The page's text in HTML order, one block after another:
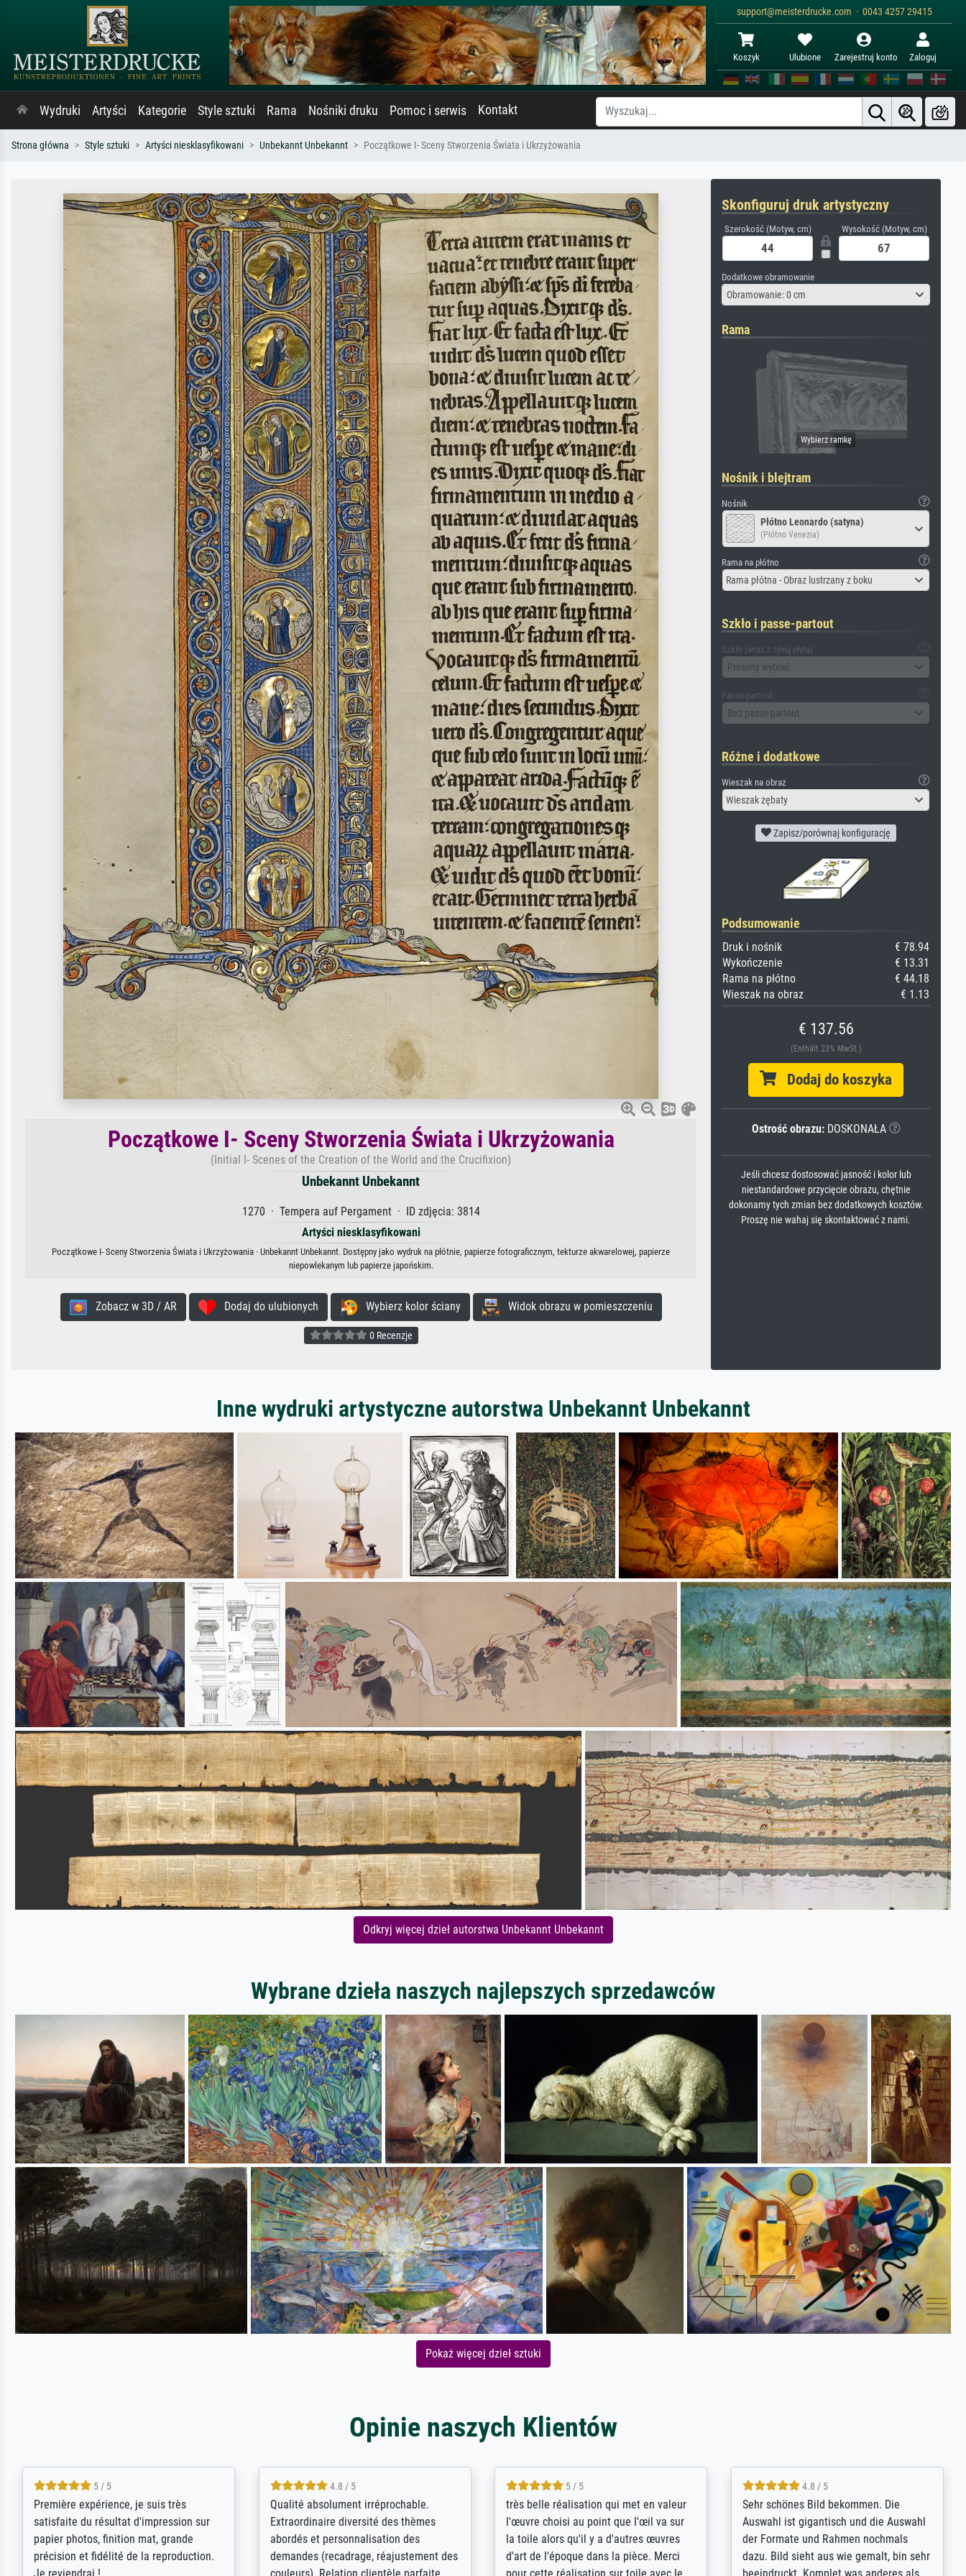
support@meisterdrucke.com · 0043 4257 29415
Koszyk Ulubione Zarejestruj konto Zaloguj
Wydruki Artyści Kategorie Style sztuki Rama Nośniki druku Pomoc i serwis Kontakt
Strona główna Style sztuki Artyści niesklasyfikowani Unbekannt Unbekannt Początkowe I- Sceny Stworzenia Świata i Ukrzyżowania
Początkowe I- Sceny Stworzenia Świata i Ukrzyżowania
(Initial I- Scenes of the Creation of the World and the Crucifixion)
Unbekannt Unbekannt
1270 · Tempera auf Pergament · ID zdjęcia: 3814
Artyści niesklasyfikowani
Początkowe I- Sceny Stworzenia Świata i Ukrzyżowania · Unbekannt Unbekannt. Dostępny jako wydruk na płótnie, papierze fotograficznym, tekturze akwarelowej, papierze
niepowlekanym lub papierze japońskim.
Zobacz w 3D / AR Dodaj do ulubionych Wybierz kolor ściany Widok obrazu w pomieszczeniu
0 Recenzje
Skonfiguruj druk artystyczny
Szerokość (Motyw, cm) Wysokość (Motyw, cm)
Dodatkowe obramowanie
Obramowanie: 0 cm
Rama
Nośnik i blejtram
Nośnik
Płótno Leonardo (satyna)
(Płótno Venezia)
Rama na płótno
Rama płótna - Obraz lustrzany z boku
Szkło i passe-partout
Szkło (wraz z tylną płytą)
Prosimy wybrać
Passe-partout
Bez passe-partout
Różne i dodatkowe
Wieszak na obraz
Wieszak zębaty
Zapisz/porównaj konfigurację
Podsumowanie
Druk i nośnik
€ 78.94
Wykończenie
€ 13.31
Rama na płótno
€ 44.18
Wieszak na obraz
€ 1.13
€ 137.56
(Enthält 23% MwSt.)
Dodaj do koszyka
Ostrość obrazu:DOSKONAŁA
Jeśli chcesz dostosować jasność i kolor lub
niestandardowe przycięcie obrazu, chętnie
dokonamy tych zmian bez dodatkowych kosztów.
Proszę nie wahaj się skontaktować z nami.
Inne wydruki artystyczne autorstwa Unbekannt Unbekannt
Odkryj więcej dzieł autorstwa Unbekannt Unbekannt
Wybrane dzieła naszych najlepszych sprzedawców
Pokaż więcej dzieł sztuki
Opinie naszych Klientów
4.5 / 5
ik beoordeel Meisterdrucke zeer
positief. Door de 69505 beschikbare
kunstenaars scrollen is echter
onbegonnen werk (na stoppen begint
5 / 5
Wow....ich bin sehr über die Qualität
erstaunt. Diese Drucke haben all´meine
Erwartungen übertroffen. Desgleichen
der Ablauf der Bestellung. Grosses
4 / 5
De levering door Bpost was absoluut
desastreus. De gemelde leveringstijd
sloeg nergens op. Er werd niet
aangebeld en niet geleverd op de
4.8 / 5
So, I ordered a large print of The
Annunciation by Fra Angelico from a
very large and popular American
"art/poster" site advertising giclee print